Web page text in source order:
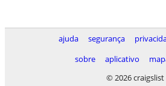
ajuda segurança
sobre
aplicativo
© 2026 craigslist